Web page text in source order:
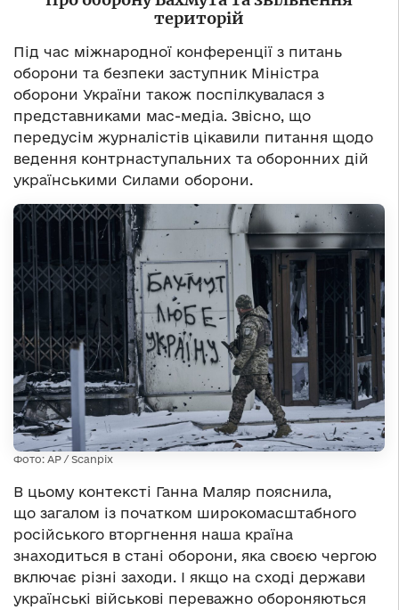
територій
Під час міжнародної конференції з питань
оборони та безпеки заступник Міністра
оборони України також поспілкувалася з
представниками мас-медіа. Звісно, що
передусім журналістів цікавили питання щодо
ведення контрнаступальних та оборонних дій
українськими Силами оборони.
Фото: AP / Scanpix
В цьому контексті Ганна Маляр пояснила,
що загалом із початком широкомасштабного
російського вторгнення наша країна
знаходиться в стані оборони, яка своєю чергою
включає різні заходи. І якщо на сході держави
українські військові переважно обороняються